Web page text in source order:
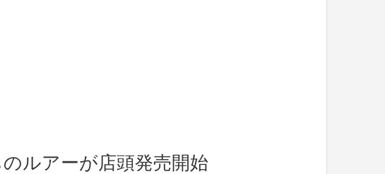
ルアーが店頭発売開始